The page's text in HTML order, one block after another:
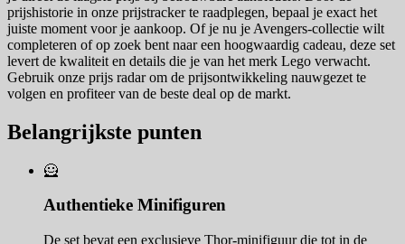
prijshistorie in onze prijstracker te raadplegen, bepaal je exact het
juiste moment voor je aankoop. Of je nu je Avengers-collectie wilt
completeren of op zoek bent naar een hoogwaardig cadeau, deze set
levert de kwaliteit en details die je van het merk Lego verwacht.
Gebruik onze prijs radar om de prijsontwikkeling nauwgezet te
volgen en profiteer van de beste deal op de markt.
Belangrijkste punten
🦸‍
Authentieke Minifiguren
De set bevat een exclusieve Thor-minifiguur die tot in de